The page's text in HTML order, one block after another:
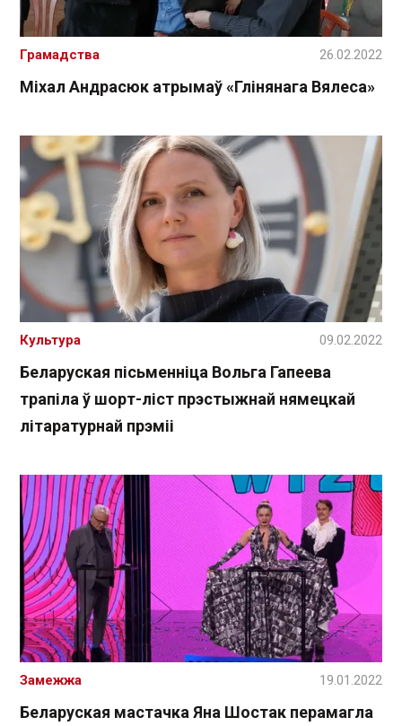
Міхал Андрасюк атрымаў «Глінянага Вялеса»
Грамадства 26.02.2022
Беларуская пісьменніца Вольга Гапеева
трапіла ў шорт-ліст прэстыжнай нямецкай
літаратурнай прэміі
Культура 09.02.2022
Беларуская мастачка Яна Шостак перамагла
Замежжа 19.01.2022